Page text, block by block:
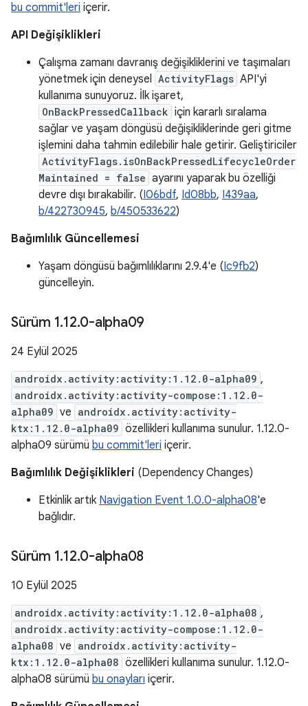
bu commit'leri içerir.
API Değişiklikleri
Çalışma zamanı davranış değişikliklerini ve taşımaları
yönetmek için deneysel ActivityFlags API'yi
kullanıma sunuyoruz. İlk işaret,
OnBackPressedCallback için kararlı sıralama
sağlar ve yaşam döngüsü değişikliklerinde geri gitme
işlemini daha tahmin edilebilir hale getirir. Geliştiriciler
ActivityFlags.isOnBackPressedLifecycleOrder
Maintained = false ayarını yaparak bu özelliği
devre dışı bırakabilir. (I06bdf, Id08bb, I439aa,
b/422730945, b/450533622)
Bağımlılık Güncellemesi
Yaşam döngüsü bağımlılıklarını 2.9.4'e (Ic9fb2)
güncelleyin.
Sürüm 1.12.0-alpha09
24 Eylül 2025
androidx.activity:activity:1.12.0-alpha09 ,
androidx.activity:activity-compose:1.12.0-
alpha09 ve androidx.activity:activity-
ktx:1.12.0-alpha09 özellikleri kullanıma sunulur. 1.12.0-
alpha09 sürümü bu commit'leri içerir.
Bağımlılık Değişiklikleri (Dependency Changes)
Etkinlik artık Navigation Event 1.0.0-alpha08'e
bağlıdır.
Sürüm 1.12.0-alpha08
10 Eylül 2025
androidx.activity:activity:1.12.0-alpha08 ,
androidx.activity:activity-compose:1.12.0-
alpha08 ve androidx.activity:activity-
ktx:1.12.0-alpha08 özellikleri kullanıma sunulur. 1.12.0-
alpha08 sürümü bu onayları içerir.